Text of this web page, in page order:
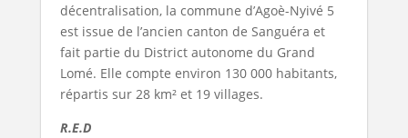
décentralisation, la commune d’Agoè-Nyivé 5
est issue de l’ancien canton de Sanguéra et
fait partie du District autonome du Grand
Lomé. Elle compte environ 130 000 habitants,
répartis sur 28 km² et 19 villages.
R.E.D